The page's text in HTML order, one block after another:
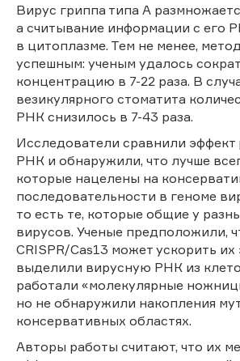
Вирус гриппа типа А
а считывание информации с его
в цитоплазме. Тем не менее,
успешным: ученым удалось
концентрацию в 7-22 раза. В
везикулярного стоматита
РНК снизилось в 7-43 раза.
Исследователи сравнили эффект
РНК и обнаружили, что лучше
которые нацелены на
последовательности в геноме
то есть те, которые общие у
вирусов. Ученые предположили,
CRISPR/Cas13 может ускорить
выделили вирусную РНК из
работали «молекулярные
но не обнаружили накопления
консервативных областях.
Авторы работы считают, что их